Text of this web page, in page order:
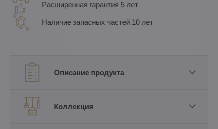
Расширенная гарантия 5 лет
Наличие запасных частей 10 лет
Описание продукта
Коллекция